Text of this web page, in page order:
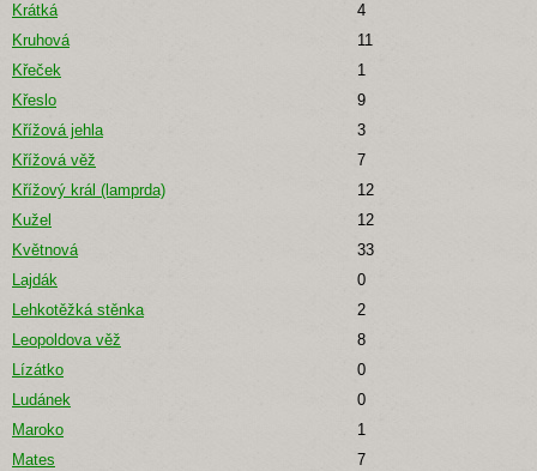
Krátká
4
Kruhová
11
Křeček
1
Křeslo
9
Křížová jehla
3
Křížová věž
7
Křížový král (lamprda)
12
Kužel
12
Květnová
33
Lajdák
0
Lehkotěžká stěnka
2
Leopoldova věž
8
Lízátko
0
Ludánek
0
Maroko
1
Mates
7